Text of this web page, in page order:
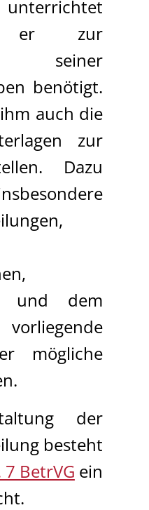
er zur
seiner
benötigt.
auch die
zur
Dazu
und dem
mögliche
der
besteht
7 BetrVG ein